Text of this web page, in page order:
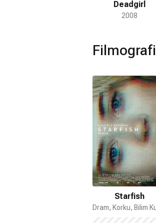
Deadgirl
2008
Filmografi
Starfish